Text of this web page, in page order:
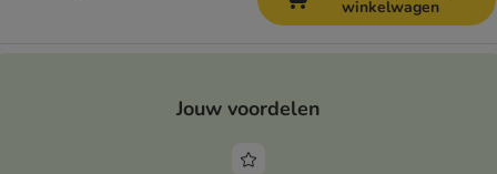
winkelwagen
Jouw voordelen